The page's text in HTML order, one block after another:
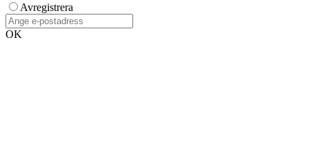
Avregistrera
OK